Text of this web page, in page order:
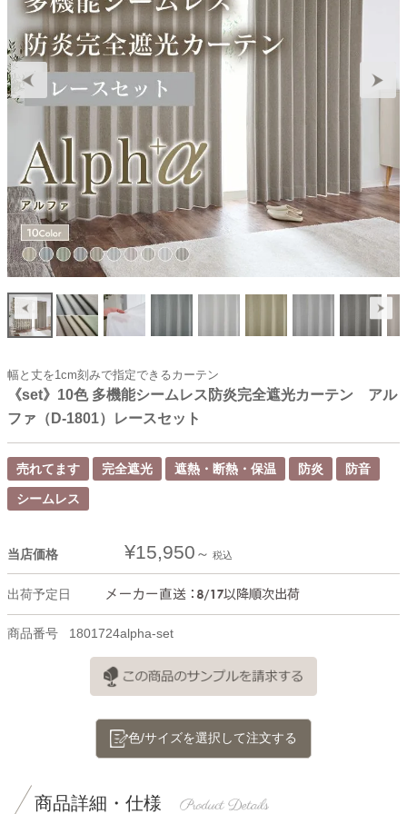
幅と丈を1cm刻みで指定できるカーテン
《set》10色 多機能シームレス防炎完全遮光カーテン アル
ファ（D-1801）レースセット
売れてます 完全遮光 遮熱・断熱・保温 防炎 防音
シームレス
当店価格 ¥15,950 税込
出荷予定日
商品番号 1801724alpha-set
色/サイズを選択して注文する
商品詳細・仕様